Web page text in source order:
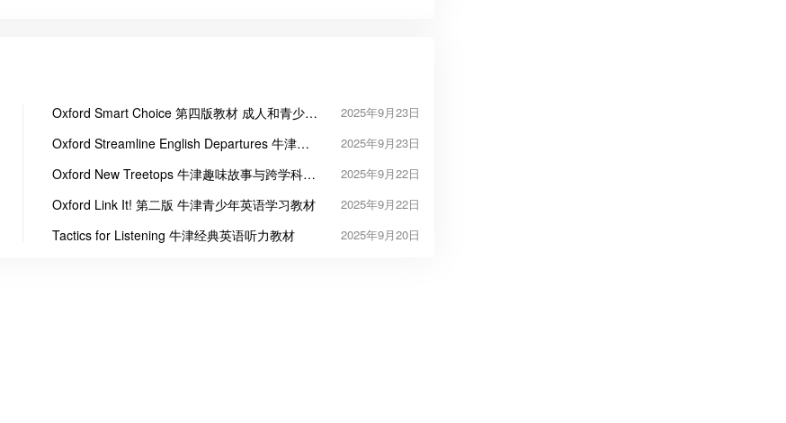
Oxford Smart Choice 第四版教材 成人和青少年
2025年9月23日
Oxford Streamline English Departures 牛津经
2025年9月23日
Oxford New Treetops 牛津趣味故事与跨学科融
2025年9月22日
Oxford Link It! 第二版 牛津青少年英语学习教材 2025年9月22日
Tactics for Listening 牛津经典英语听力教材 2025年9月20日